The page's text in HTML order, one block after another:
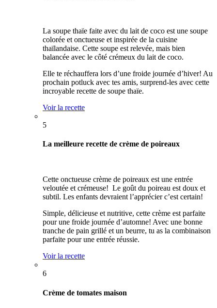
La soupe thaïe faite avec du lait de coco est une soupe
colorée et onctueuse et inspirée de la cuisine
thaïlandaise. Cette soupe est relevée, mais bien
balancée avec le côté crémeux du lait de coco.
Elle te réchauffera lors d’une froide journée d’hiver! Au
prochain potluck avec tes amis, surprend-les avec cette
incroyable recette de soupe thaïe.
Voir la recette
5
La meilleure recette de crème de poireaux
Cette onctueuse crème de poireaux est une entrée
veloutée et crémeuse! Le goût du poireau est doux et
subtil. Les enfants devraient l’apprécier c’est certain!
Simple, délicieuse et nutritive, cette crème est parfaite
pour une froide journée d’automne! Avec une bonne
tranche de pain grillé et un beurre, tu as la combinaison
parfaite pour une entrée réussie.
Voir la recette
6
Crème de tomates maison